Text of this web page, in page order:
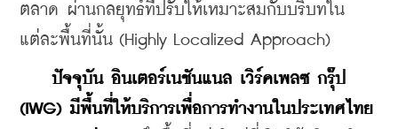
ตลาด ผ่านกลยุทธ์ที่ปรับให้เหมาะสมกับบริบทใน
แต่ละพื้นที่นั้น (Highly Localized Approach)
ปัจจุบัน อินเตอร์เนชันแนล เวิร์คเพลซ กรุ๊ป
(IWG) มีพื้นที่ให้บริการเพื่อการทำงานในประเทศไทย